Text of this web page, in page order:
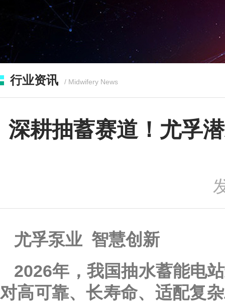
行业资讯 / Midwifery News
深耕抽蓄赛道！尤孚
尤孚泵业 智慧创新
2026年，我国抽水蓄能电
对高可靠、长寿命、适配复